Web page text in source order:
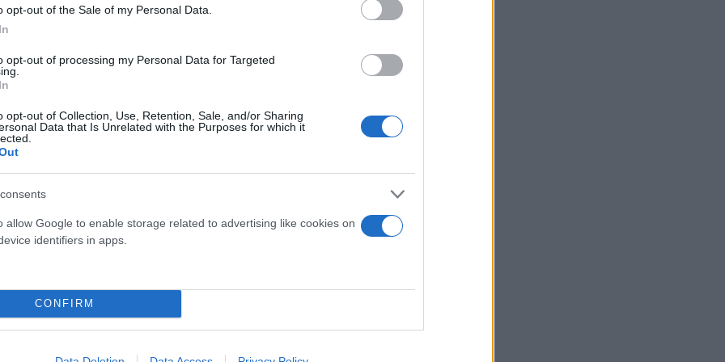
opt-out of the Sale of my Personal Data.
opt-out of processing my Personal Data for Targeted
opt-out of Collection, Use, Retention, Sale, and/or Sharing
Data that Is Unrelated with the Purposes for which it
allow Google to enable storage related to advertising like cookies on
identifiers in apps.
CONFIRM
Καταστημάτων Κράτησης Χανίων αναφέρει τα εξής:
Κράτησης Χανίων θα θέλαμε να εκφράσουμε τα
Χανίων για την επιχειρησιακή ετοιμότητα και τον